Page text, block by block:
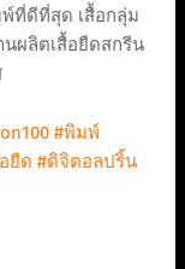
ที่ดีที่สุด เสื้อกลุ่ม
นผลิตเสื้อยืดสกรีน
#พิมพ์
ยืด #ดิจิตอลปริ้น